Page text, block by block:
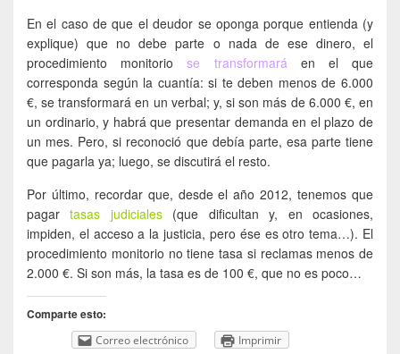
En el caso de que el deudor se oponga porque entienda (y
explique) que no debe parte o nada de ese dinero, el
procedimiento monitoriose transformará en el que
corresponda según la cuantía: si te deben menos de 6.000
€, se transformará en un verbal; y, si son más de 6.000 €, en
un ordinario, y habrá que presentar demanda en el plazo de
un mes. Pero, si reconoció que debía parte, esa parte tiene
que pagarla ya; luego, se discutirá el resto.
Por último, recordar que, desde el año 2012, tenemos que
pagartasas judiciales(que dificultan y, en ocasiones,
impiden, el acceso a la justicia, pero ése es otro tema…). El
procedimiento monitorio no tiene tasa si reclamas menos de
2.000 €. Si son más, la tasa es de 100 €, que no es poco…
Comparte esto:
Correo electrónico Imprimir